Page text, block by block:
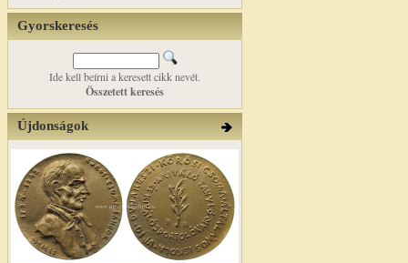
Gyorskeresés
Ide kell beírni a keresett cikk nevét.
Összetett keresés
Újdonságok